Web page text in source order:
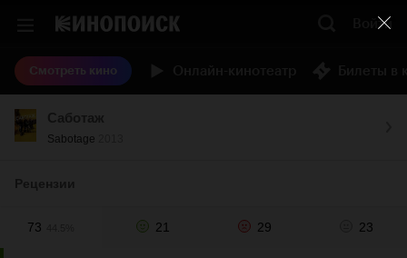
Войти
Смотреть кино
Sabotage
73 21 29 23